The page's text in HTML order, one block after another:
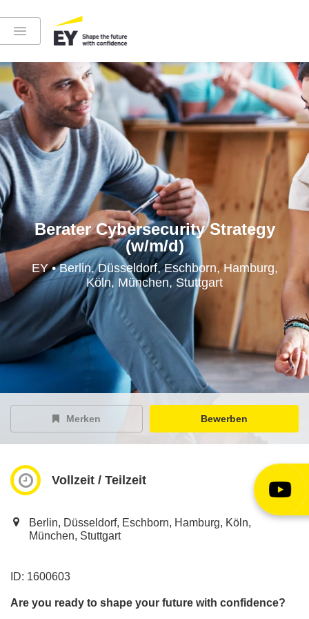
Instagram
LinkedIn
YouTube
Höre in die EY-Welt rein
EY Careers Spotlight
der Karriere-Podcast
EY Joblight
Berater Cybersecurity Strategy
(w/m/d)
EY • Berlin, Düsseldorf, Eschborn, Hamburg,
Köln, München, Stuttgart
Merken Bewerben
Vollzeit / Teilzeit
Berlin, Düsseldorf, Eschborn, Hamburg, Köln,
München, Stuttgart
ID: 1600603
Are you ready to shape your future with confidence?